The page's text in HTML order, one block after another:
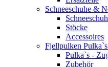
Schneeschuhe &
Stöcke
Accessoires
Fjellpulken
Pulka`s -
Zubehör